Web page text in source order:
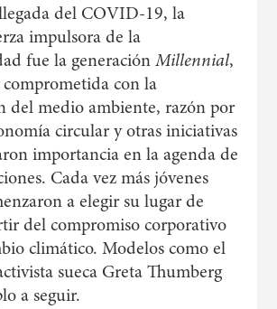
del COVID-19, la
impulsora de la
fue la generaciónMillennial,
con la
del medio ambiente, razón por
circular y otras iniciativas
importancia en la agenda de
Cada vez más jóvenes
a elegir su lugar de
del compromiso corporativo
climático. Modelos como el
sueca Greta Thumberg
a seguir.